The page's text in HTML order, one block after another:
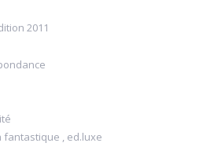
2011
fantastique , ed.luxe